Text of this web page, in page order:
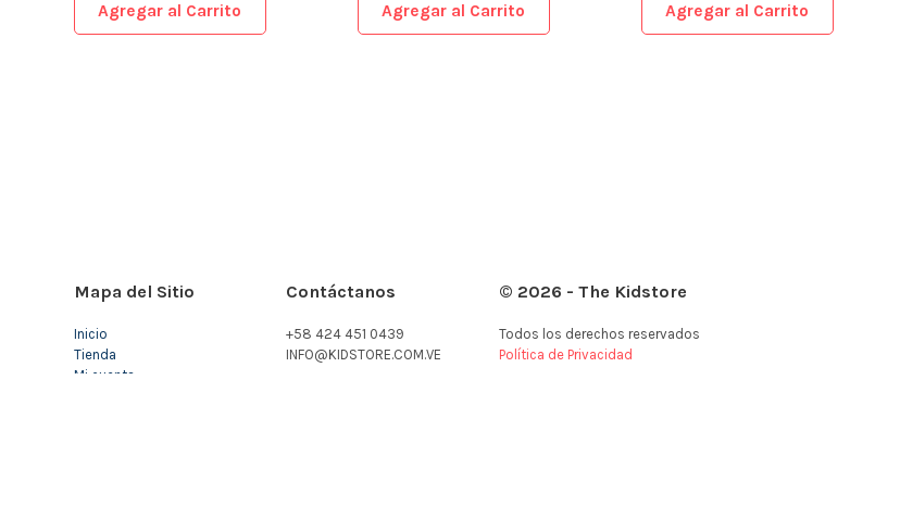
Agregar al Carrito Agregar al Carrito Agregar al Carrito
Mapa del Sitio
Inicio
Tienda
Mi cuenta
Contáctanos
+58 424 451 0439
INFO@KIDSTORE.COM.VE
© 2026 - The Kidstore
Todos los derechos reservados
Política de Privacidad